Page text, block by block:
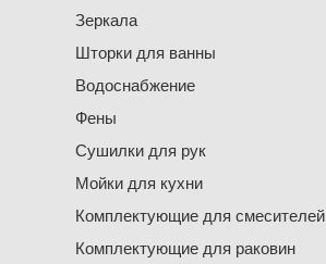
Зеркала
Шторки для ванны
Водоснабжение
Фены
Сушилки для рук
Мойки для кухни
Комплектующие для смесителей
Комплектующие для раковин